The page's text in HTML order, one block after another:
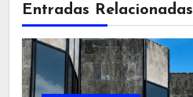
Entradas Relacionadas